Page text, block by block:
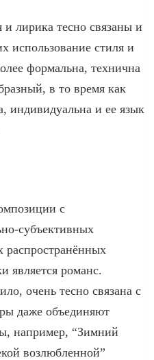
и лирика тесно связаны и
использование стиля и
формальна, технична
в то время как
индивидуальна и ее язык
с
субъективных
является романс.
очень тесно связана с
даже объединяют
например, “Зимний
возлюбленной”